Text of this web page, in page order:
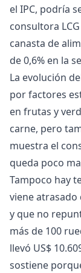
el IPC, podría
consultora
canasta de
de 0,6% en la
La evolución
por factores
en frutas y
carne, pero
muestra el
queda poco
Tampoco hay
viene atrasado
y que no
más de 100
llevó US$
sostiene